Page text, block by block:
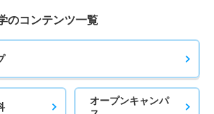
のコンテンツ一覧
オープンキャンパ